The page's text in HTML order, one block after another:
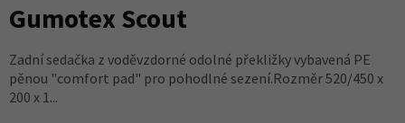
Gumotex Scout
Zadní sedačka z voděvzdorné odolné překližky vybavená PE
pěnou "comfort pad" pro pohodlné sezení.Rozměr 520/450 x
200 x 1...